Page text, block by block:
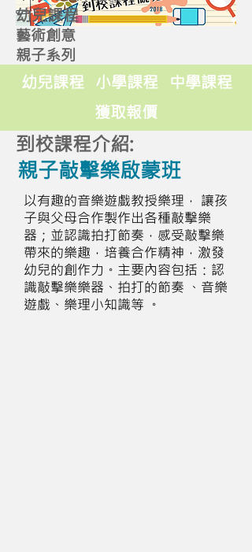
幼兒課程
藝術創意
親子系列
幼兒課程 小學課程
中學課程
獲取報價
到校課程介紹:
親子敲擊樂啟蒙班
以有趣的音樂遊戲教授樂理， 讓孩
子與父母合作製作出各種敲擊樂
器；並認識拍打節奏，感受敲擊樂
帶來的樂趣，培養合作精神，激發
幼兒的創作力。主要內容包括：認
識敲擊樂樂器、拍打的節奏 、音樂
遊戲、樂理小知識等 。